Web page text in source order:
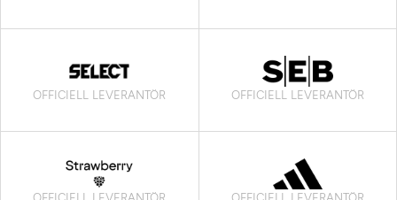
OFFICIELL LEVERANTÖR OFFICIELL LEVERANTÖR